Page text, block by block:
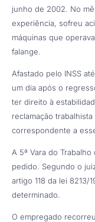
junho de 2002. No
experiência, sofreu
máquinas que
falange.
Afastado pelo INSS
um dia após o
ter direito à
reclamação
correspondente a
A 5ª Vara do
pedido. Segundo o
artigo 118 da lei 8213/
determinado.
O empregado